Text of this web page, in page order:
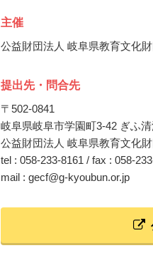
主催
公益財団法人 岐阜県教育文化
提出先・問合先
〒502-0841
岐阜県岐阜市学園町3-42 ぎふ
公益財団法人 岐阜県教育文化
tel : 058-233-8161 / fax : 058-
mail : gecf@g-kyoubun.or.jp